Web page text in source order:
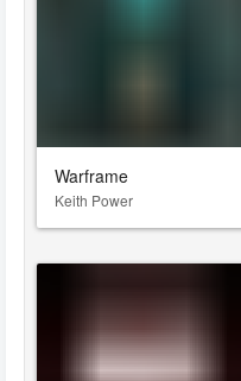
Warframe
Keith Power